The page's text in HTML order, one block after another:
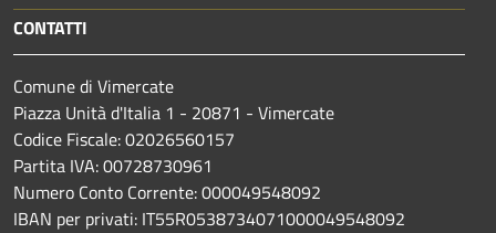
CONTATTI
Comune di Vimercate
Piazza Unità d'Italia 1 - 20871 - Vimercate
Codice Fiscale: 02026560157
Partita IVA: 00728730961
Numero Conto Corrente: 000049548092
IBAN per privati: IT55R0538734071000049548092